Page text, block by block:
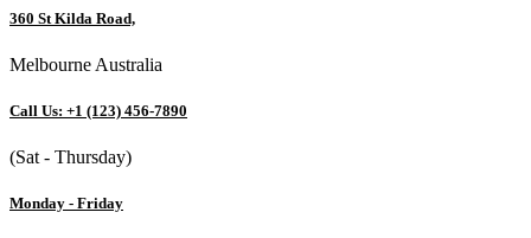
360 St Kilda Road,
Melbourne Australia
Call Us: +1 (123) 456-7890
(Sat - Thursday)
Monday - Friday